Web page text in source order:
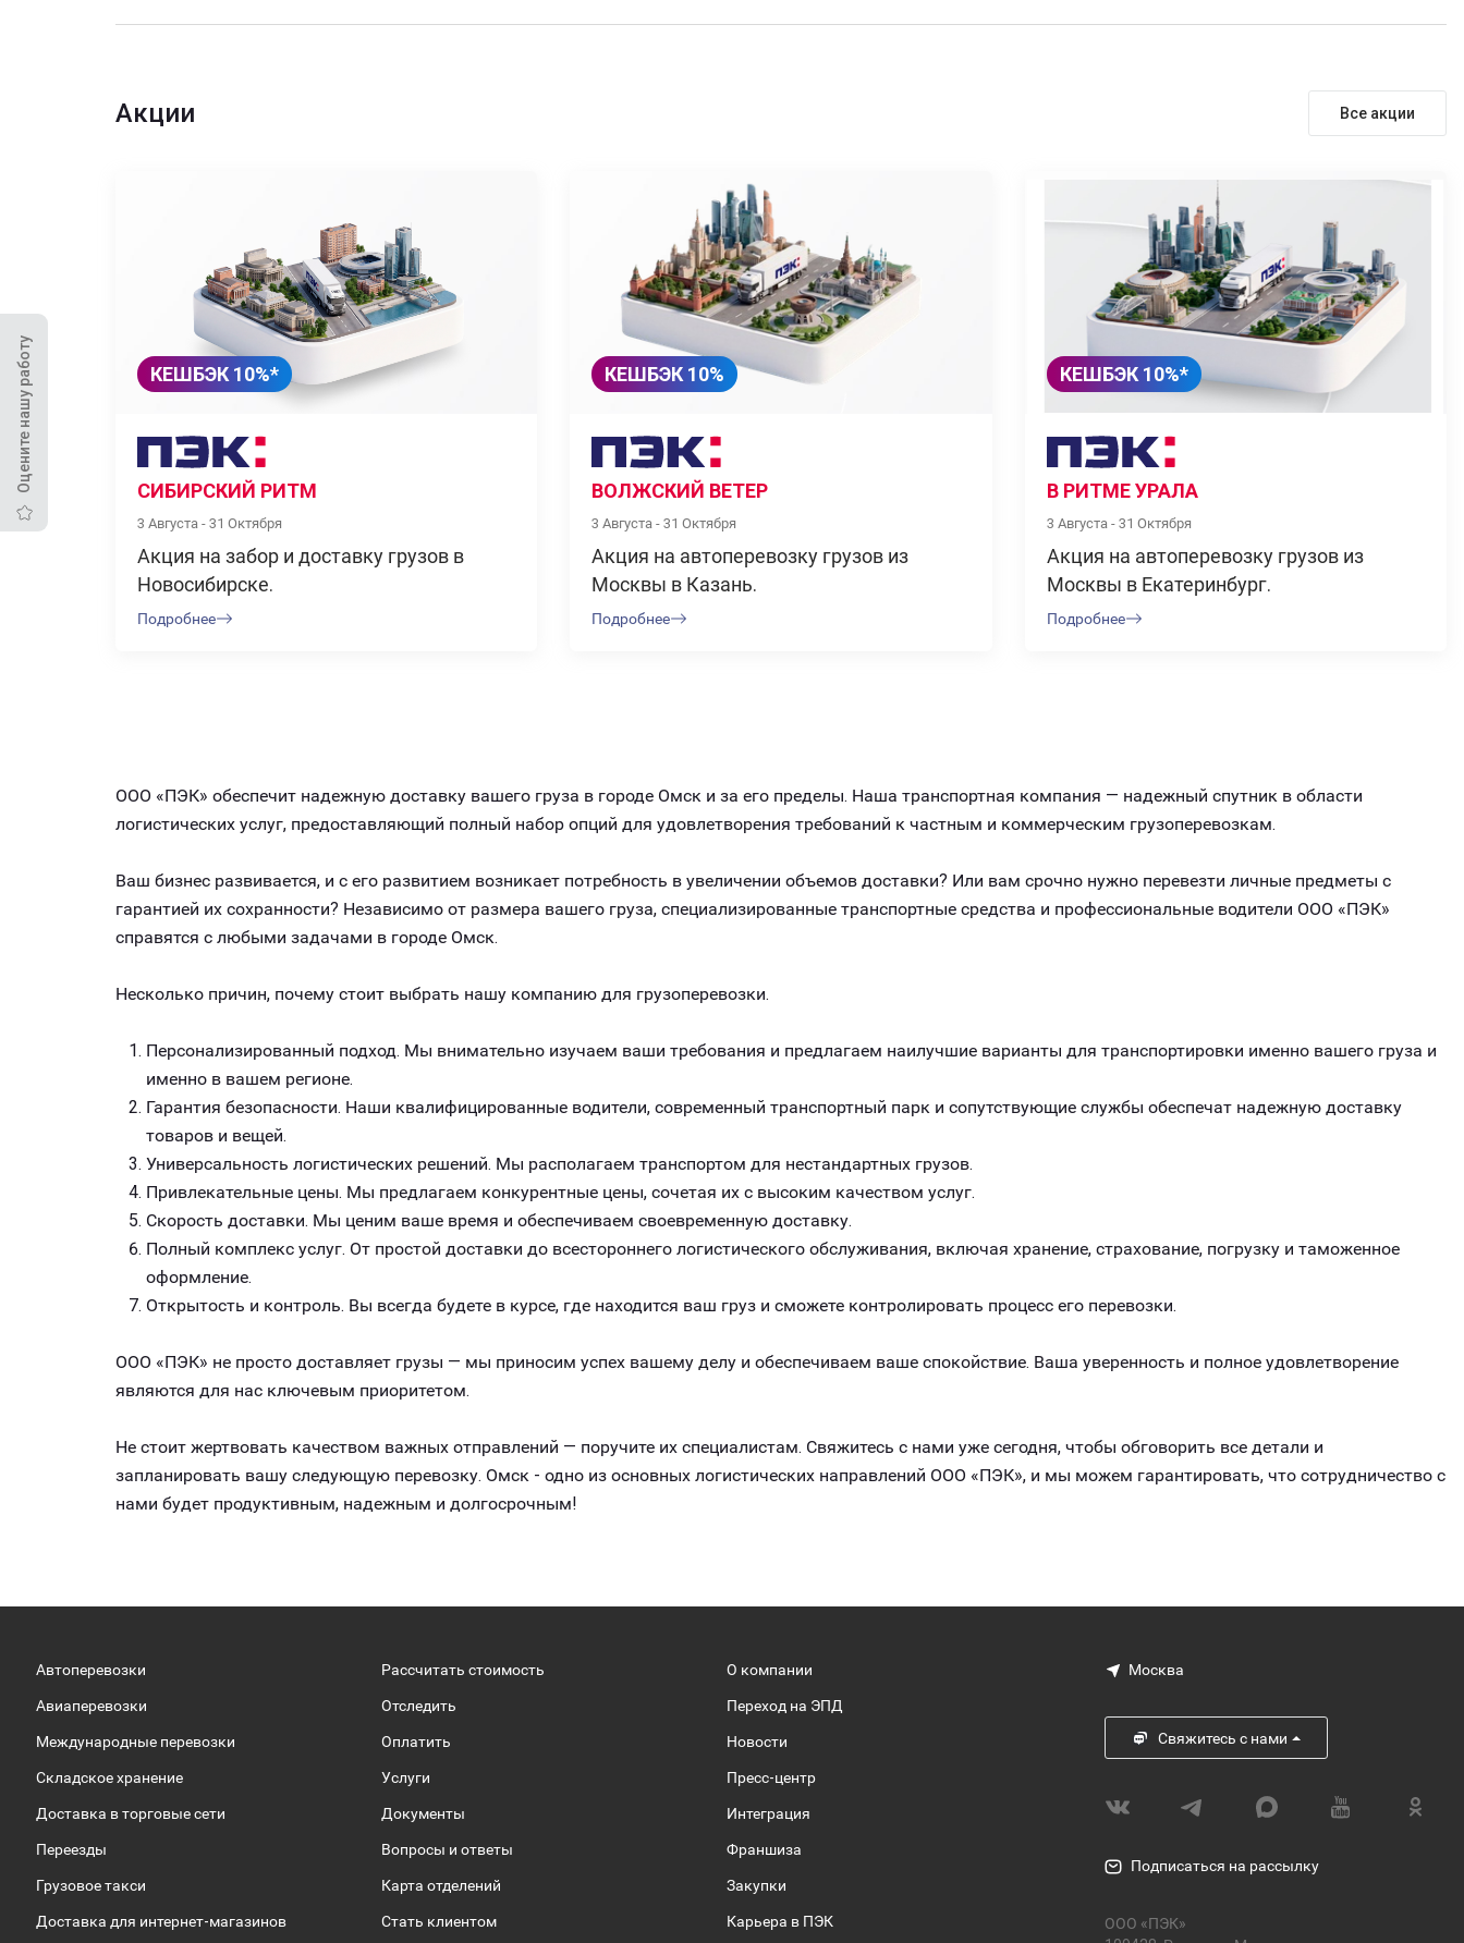
Оцените нашу работу
Акции Все акции
КЕШБЭК 10%*
СИБИРСКИЙ РИТМ
3 Августа - 31 Октября
Акция на забор и доставку грузов в
Новосибирске.
Подробнее
КЕШБЭК 10%
ВОЛЖСКИЙ ВЕТЕР
3 Августа - 31 Октября
Акция на автоперевозку грузов из
Москвы в Казань.
Подробнее
КЕШБЭК 10%*
В РИТМЕ УРАЛА
3 Августа - 31 Октября
Акция на автоперевозку грузов из
Москвы в Екатеринбург.
Подробнее
ООО «ПЭК» обеспечит надежную доставку вашего груза в городе Омск и за его пределы. Наша транспортная компания — надежный спутник в области
логистических услуг, предоставляющий полный набор опций для удовлетворения требований к частным и коммерческим грузоперевозкам.
Ваш бизнес развивается, и с его развитием возникает потребность в увеличении объемов доставки? Или вам срочно нужно перевезти личные предметы с
гарантией их сохранности? Независимо от размера вашего груза, специализированные транспортные средства и профессиональные водители ООО «ПЭК»
справятся с любыми задачами в городе Омск.
Несколько причин, почему стоит выбрать нашу компанию для грузоперевозки.
Персонализированный подход. Мы внимательно изучаем ваши требования и предлагаем наилучшие варианты для транспортировки именно вашего груза и
именно в вашем регионе.
Гарантия безопасности. Наши квалифицированные водители, современный транспортный парк и сопутствующие службы обеспечат надежную доставку
товаров и вещей.
Универсальность логистических решений. Мы располагаем транспортом для нестандартных грузов.
Привлекательные цены. Мы предлагаем конкурентные цены, сочетая их с высоким качеством услуг.
Скорость доставки. Мы ценим ваше время и обеспечиваем своевременную доставку.
Полный комплекс услуг. От простой доставки до всестороннего логистического обслуживания, включая хранение, страхование, погрузку и таможенное
оформление.
Открытость и контроль. Вы всегда будете в курсе, где находится ваш груз и сможете контролировать процесс его перевозки.
ООО «ПЭК» не просто доставляет грузы — мы приносим успех вашему делу и обеспечиваем ваше спокойствие. Ваша уверенность и полное удовлетворение
являются для нас ключевым приоритетом.
Не стоит жертвовать качеством важных отправлений — поручите их специалистам. Свяжитесь с нами уже сегодня, чтобы обговорить все детали и
запланировать вашу следующую перевозку. Омск - одно из основных логистических направлений ООО «ПЭК», и мы можем гарантировать, что сотрудничество с
нами будет продуктивным, надежным и долгосрочным!
Автоперевозки
Авиаперевозки
Международные перевозки
Складское хранение
Доставка в торговые сети
Переезды
Грузовое такси
Доставка для интернет-магазинов
Рассчитать стоимость
Отследить
Оплатить
Услуги
Документы
Вопросы и ответы
Карта отделений
Стать клиентом
О компании
Переход на ЭПД
Новости
Пресс-центр
Интеграция
Франшиза
Закупки
Карьера в ПЭК
Москва
Свяжитесь с нами
Подписаться на рассылку
ООО «ПЭК»